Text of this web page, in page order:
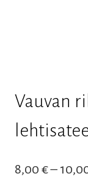
Vauvan
8,00 €–